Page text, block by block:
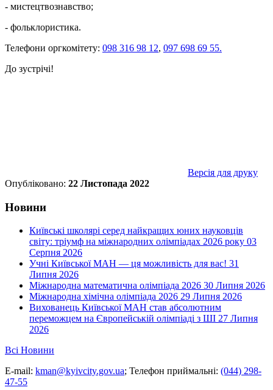
- мистецтвознавство;
- фольклористика.
Телефони оргкомітету: 098 316 98 12, 097 698 69 55.
До зустрічі!
Версія для друку
Опубліковано: 22 Листопада 2022
Новини
Київські школярі серед найкращих юних науковців
світу: тріумф на міжнародних олімпіадах 2026 року 03
Серпня 2026
Учні Київської МАН — ця можливість для вас! 31
Липня 2026
Міжнародна математична олімпіада 2026 30 Липня 2026
Міжнародна хімічна олімпіада 2026 29 Липня 2026
Вихованець Київської МАН став абсолютним
переможцем на Європейській олімпіаді з ШІ 27 Липня
2026
Всі Новини
E-mail: kman@kyivcity.gov.ua; Телефон приймальні: (044) 298-
47-55